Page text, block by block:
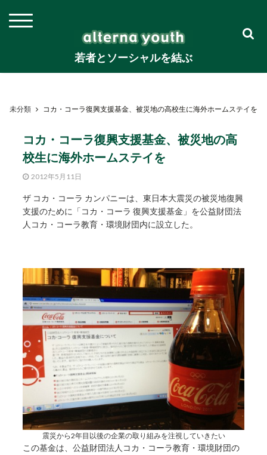
若者とソーシャルを結ぶ
未分類 コカ・コーラ復興支援基金、被災地の高校生に海外ホームステイを
コカ・コーラ復興支援基金、被災地の高
校生に海外ホームステイを
2012年5月11日
ザ コカ・コーラ カンパニーは、東日本大震災の被災地復興
支援のために「コカ・コーラ 復興支援基金」を公益財団法
人コカ・コーラ教育・環境財団内に設立した。
震災から2年目以後の企業の取り組みを注視していきたい
この基金は、公益財団法人コカ・コーラ教育・環境財団の